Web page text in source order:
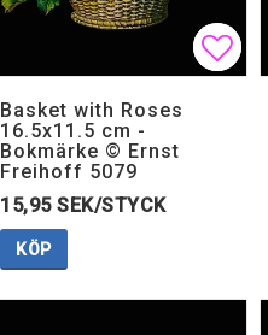
Basket with Roses
16.5x11.5 cm -
Bokmärke © Ernst
Freihoff 5079
15,95 SEK/STYCK
KÖP